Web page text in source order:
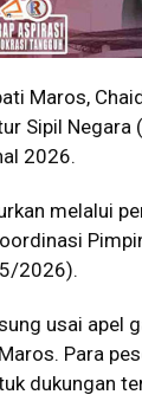
Maros,
Sipil
2026.
melalui
2026).
usai apel
Para
dukungan